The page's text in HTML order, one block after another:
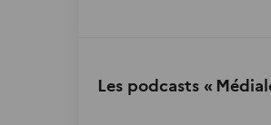
Les podcasts «